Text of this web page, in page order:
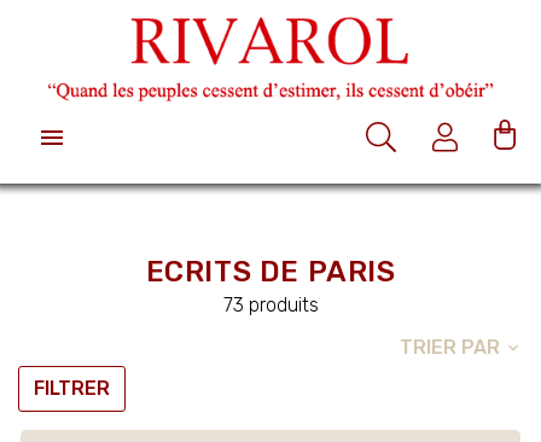

ECRITS DE PARIS
73 produits
FILTRER
TRIER PAR expand_more